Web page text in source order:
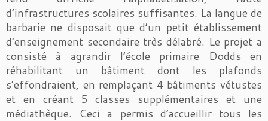
d’infrastructures scolaires suffisantes. La langue de
barbarie ne disposait que d’un petit établissement
d’enseignement secondaire très délabré. Le projet a
consisté à agrandir l’école primaire Dodds en
réhabilitant un bâtiment dont les plafonds
s’effondraient, en remplaçant 4 bâtiments vétustes
et en créant 5 classes supplémentaires et une
médiathèque. Ceci a permis d’accueillir tous les